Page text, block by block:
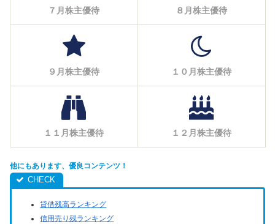
７月株主優待 ８月株主優待
９月株主優待 １０月株主優待
１１月株主優待 １２月株主優待
他にもあります、優良コンテンツ！
貸借残高ランキング
信用売り残ランキング